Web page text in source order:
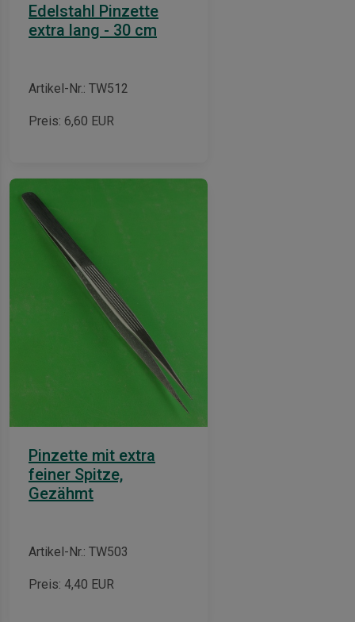
Edelstahl Pinzette
extra lang - 30 cm
Artikel-Nr.: TW512
Preis: 6,60 EUR
Pinzette mit extra
feiner Spitze,
Gezähmt
Artikel-Nr.: TW503
Preis: 4,40 EUR